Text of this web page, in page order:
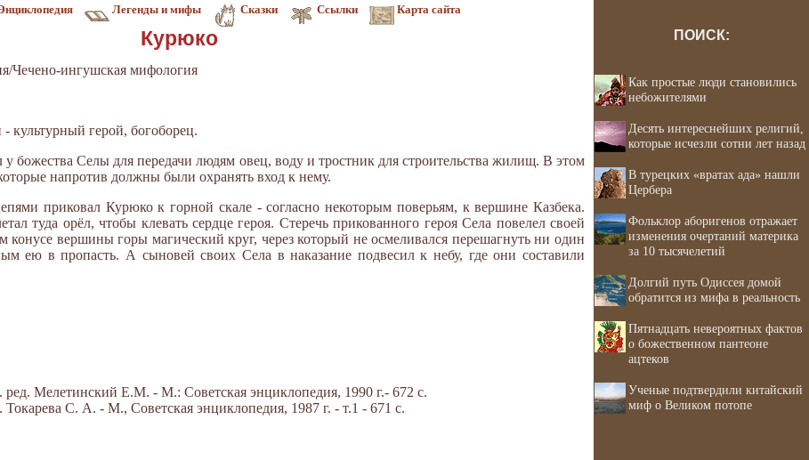
Легенды и мифы Сказки Ссылки Карта сайта
Курюко
Чечено-ингушская мифология
герой, богоборец.
божества Селы для передачи людям овец, воду и тростник для строительства жилищ. В этом
напротив должны были охранять вход к нему.
приковал Курюко к горной скале - согласно некоторым поверьям, к вершине Казбека.
туда орёл, чтобы клевать сердце героя. Стеречь прикованного героя Села повелел своей
вершины горы магический круг, через который не осмеливался перешагнуть ни один
ею в пропасть. А сыновей своих Села в наказание подвесил к небу, где они составили
Мелетинский Е.М. - М.: Советская энциклопедия, 1990 г.- 672 с.
С. А. - М., Советская энциклопедия, 1987 г. - т.1 - 671 с.
ПОИСК:
Как простые люди становились
небожителями
Десять интереснейших религий,
которые исчезли сотни лет назад
В турецких «вратах ада» нашли
Цербера
Фольклор аборигенов отражает
изменения очертаний материка
за 10 тысячелетий
Долгий путь Одиссея домой
обратится из мифа в реальность
Пятнадцать невероятных фактов
о божественном пантеоне
ацтеков
Ученые подтвердили китайский
миф о Великом потопе